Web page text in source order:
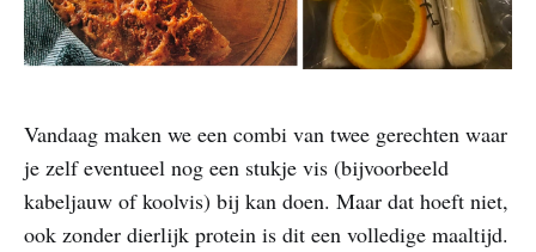
Vandaag maken we een combi van twee gerechten waar
je zelf eventueel nog een stukje vis (bijvoorbeeld
kabeljauw of koolvis) bij kan doen. Maar dat hoeft niet,
ook zonder dierlijk protein is dit een volledige maaltijd.